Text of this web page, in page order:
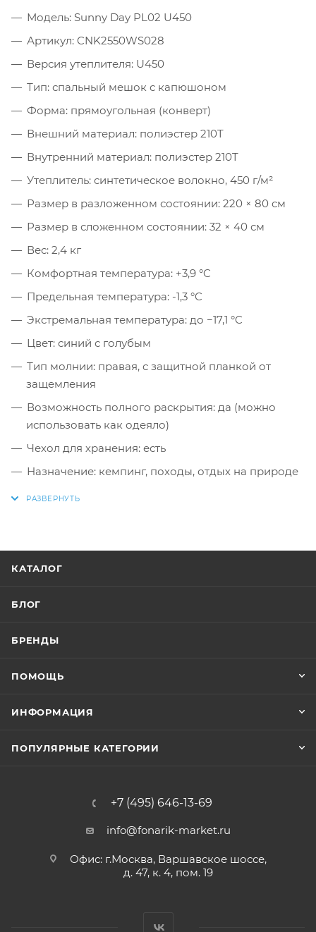
Модель: Sunny Day PL02 U450
Артикул: CNK2550WS028
Версия утеплителя: U450
Тип: спальный мешок с капюшоном
Форма: прямоугольная (конверт)
Внешний материал: полиэстер 210T
Внутренний материал: полиэстер 210T
Утеплитель: синтетическое волокно, 450 г/м²
Размер в разложенном состоянии: 220 × 80 см
Размер в сложенном состоянии: 32 × 40 см
Вес: 2,4 кг
Комфортная температура: +3,9 °C
Предельная температура: -1,3 °C
Экстремальная температура: до −17,1 °C
Цвет: синий с голубым
Тип молнии: правая, с защитной планкой от
защемления
Возможность полного раскрытия: да (можно
использовать как одеяло)
Чехол для хранения: есть
Назначение: кемпинг, походы, отдых на природе
КАТАЛОГ
БЛОГ
БРЕНДЫ
ПОМОЩЬ
ИНФОРМАЦИЯ
ПОПУЛЯРНЫЕ КАТЕГОРИИ
+7 (495) 646-13-69
info@fonarik-market.ru
Офис: г.Москва, Варшавское шоссе,
д. 47, к. 4, пом. 19